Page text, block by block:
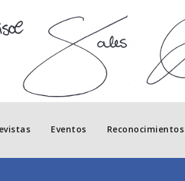
Eventos Reconocimientos